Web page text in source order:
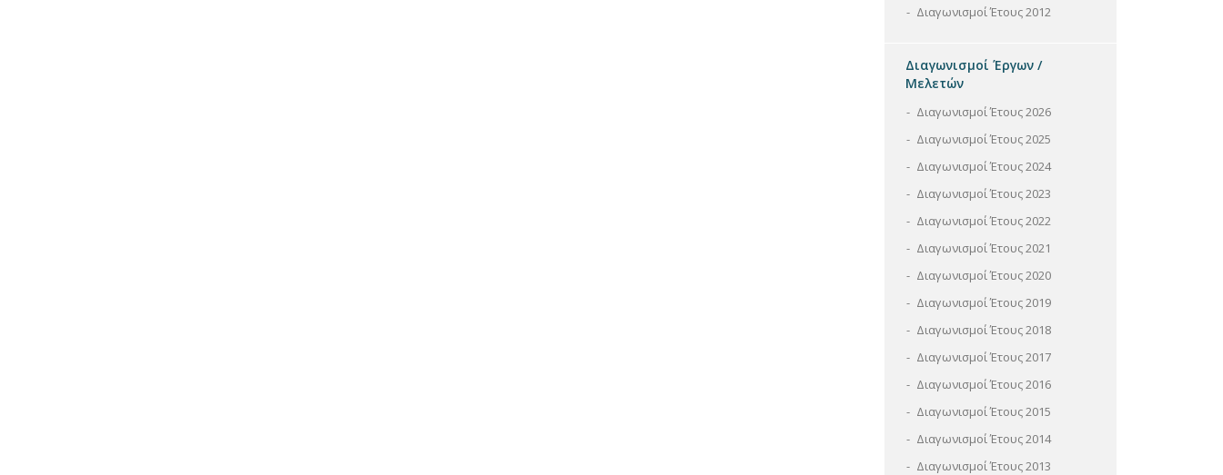
Διαγωνισμοί Έτους 2012
Διαγωνισμοί Έργων /
Μελετών
Διαγωνισμοί Έτους 2026
Διαγωνισμοί Έτους 2025
Διαγωνισμοί Έτους 2024
Διαγωνισμοί Έτους 2023
Διαγωνισμοί Έτους 2022
Διαγωνισμοί Έτους 2021
Διαγωνισμοί Έτους 2020
Διαγωνισμοί Έτους 2019
Διαγωνισμοί Έτους 2018
Διαγωνισμοί Έτους 2017
Διαγωνισμοί Έτους 2016
Διαγωνισμοί Έτους 2015
Διαγωνισμοί Έτους 2014
Διαγωνισμοί Έτους 2013